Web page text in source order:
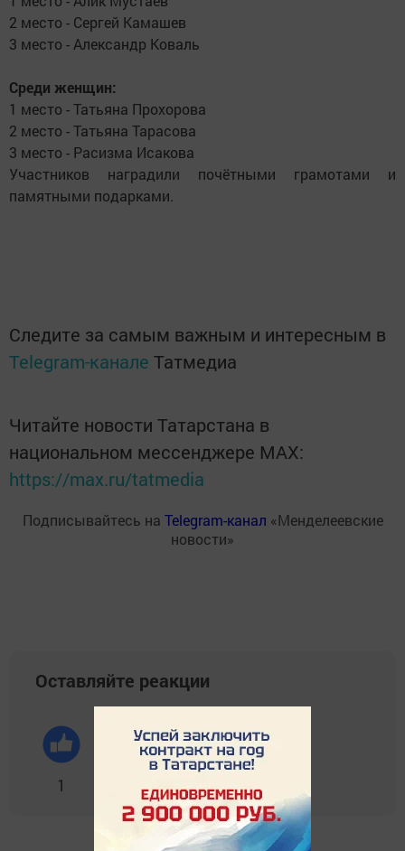
2 место - Сергей Камашев
3 место - Александр Коваль
Среди женщин:
1 место - Татьяна Прохорова
2 место - Татьяна Тарасова
3 место - Расизма Исакова
Участников наградили почётными грамотами и
памятными подарками.
Следите за самым важным и интересным в
Telegram-канале Татмедиа
Читайте новости Татарстана в
национальном мессенджере MАХ:
https://max.ru/tatmedia
Подписывайтесь на Telegram-канал «Менделеевские
новости»
Оставляйте реакции
1 0 0